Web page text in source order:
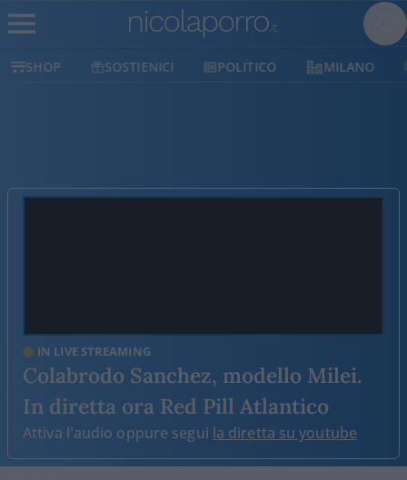
SHOP SOSTIENICI POLITICO MILANO
IN LIVE STREAMING
Colabrodo Sanchez, modello Milei.
In diretta ora Red Pill Atlantico
Attiva l'audio oppure segui la diretta su youtube